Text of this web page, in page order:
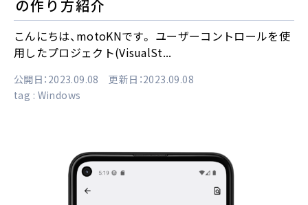
の作り方紹介
こんにちは、motoKNです。 ユーザーコントロールを使
用したプロジェクト(VisualSt...
公開日：2023.09.08 更新日：2023.09.08
tag : Windows